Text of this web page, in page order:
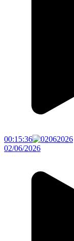
00:15:36
02/06/2026